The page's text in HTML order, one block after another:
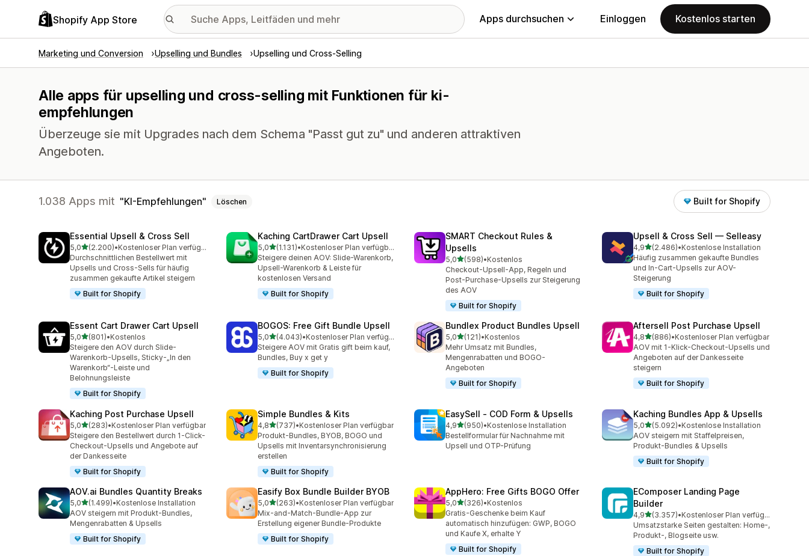
Shopify App Store Apps durchsuchen Einloggen Kostenlos starten
Marketing und Conversion Upselling und Bundles Upselling und Cross-Selling
Alle apps für upselling und cross-selling mit Funktionen für ki-
empfehlungen
Überzeuge sie mit Upgrades nach dem Schema "Passt gut zu" und anderen attraktiven
Angeboten.
1.038 Apps mit KI-Empfehlungen Löschen Built for Shopify
Essential Upsell & Cross Sell
5,0von 5 Sternen
(2.200)
2200 Rezensionen insgesamt
•
Kostenloser Plan verfügbar
Durchschnittlichen Bestellwert mit
Upsells und Cross-Sells für häufig
zusammen gekaufte Artikel steigern
Built for Shopify
Kaching CartDrawer Cart Upsell
5,0von 5 Sternen
(1.131)
1131 Rezensionen insgesamt
•
Kostenloser Plan verfügbar
Steigere deinen AOV: Slide-Warenkorb,
Upsell-Warenkorb & Leiste für
kostenlosen Versand
Built for Shopify
SMART Checkout Rules &
Upsells
5,0von 5 Sternen
(598)
598 Rezensionen insgesamt
•Kostenlos
Checkout-Upsell-App, Regeln und
Post-Purchase-Upsells zur Steigerung
des AOV
Built for Shopify
Upsell & Cross Sell — Selleasy
4,9von 5 Sternen
(2.486)
2486 Rezensionen insgesamt
•Kostenlose Installation
Häufig zusammen gekaufte Bundles
und In-Cart-Upsells zur AOV-
Steigerung
Built for Shopify
Essent Cart Drawer Cart Upsell
5,0von 5 Sternen
(801)
801 Rezensionen insgesamt
•Kostenlos
Steigere den AOV durch Slide-
Warenkorb-Upsells, Sticky-„In den
Warenkorb“-Leiste und
Belohnungsleiste
Built for Shopify
BOGOS: Free Gift Bundle Upsell
5,0von 5 Sternen
(4.043)
4043 Rezensionen insgesamt
•
Kostenloser Plan verfügbar
Steigere AOV mit Gratis gift beim kauf,
Bundles, Buy x get y
Built for Shopify
Bundlex Product Bundles Upsell
5,0von 5 Sternen
(121)
121 Rezensionen insgesamt
•Kostenlos
Mehr Umsatz mit Bundles,
Mengenrabatten und BOGO-
Angeboten
Built for Shopify
Aftersell Post Purchase Upsell
4,8von 5 Sternen
(886)
886 Rezensionen insgesamt
•Kostenloser Plan verfügbar
AOV mit 1-Klick-Checkout-Upsells und
Angeboten auf der Dankesseite
steigern
Built for Shopify
Kaching Post Purchase Upsell
5,0von 5 Sternen
(283)
283 Rezensionen insgesamt
•Kostenloser Plan verfügbar
Steigere den Bestellwert durch 1-Click-
Checkout-Upsells und Angebote auf
der Dankesseite
Built for Shopify
Simple Bundles & Kits
4,8von 5 Sternen
(737)
737 Rezensionen insgesamt
•Kostenloser Plan verfügbar
Produkt-Bundles, BYOB, BOGO und
Upsells mit Inventarsynchronisierung
erstellen
Built for Shopify
EasySell ‑ COD Form & Upsells
4,9von 5 Sternen
(950)
950 Rezensionen insgesamt
•Kostenlose Installation
Bestellformular für Nachnahme mit
Upsell und OTP-Prüfung
Kaching Bundles App & Upsells
5,0von 5 Sternen
(5.092)
5092 Rezensionen insgesamt
•Kostenlose Installation
AOV steigern mit Staffelpreisen,
Produkt-Bundles & Upsells
Built for Shopify
AOV.ai Bundles Quantity Breaks
5,0von 5 Sternen
(1.499)
1499 Rezensionen insgesamt
•Kostenlose Installation
AOV steigern mit Produkt-Bundles,
Mengenrabatten & Upsells
Built for Shopify
Easify Box Bundle Builder BYOB
5,0von 5 Sternen
(263)
263 Rezensionen insgesamt
•Kostenloser Plan verfügbar
Mix-and-Match-Bundle-App zur
Erstellung eigener Bundle-Produkte
Built for Shopify
AppHero: Free Gifts BOGO Offer
5,0von 5 Sternen
(326)
326 Rezensionen insgesamt
•Kostenlos
Gratis-Geschenke beim Kauf
automatisch hinzufügen: GWP, BOGO
und Kaufe X, erhalte Y
Built for Shopify
EComposer Landing Page
Builder
4,9von 5 Sternen
(3.357)
3357 Rezensionen insgesamt
•
Kostenloser Plan verfügbar
Umsatzstarke Seiten gestalten: Home-,
Produkt-, Blogseite usw.
Built for Shopify